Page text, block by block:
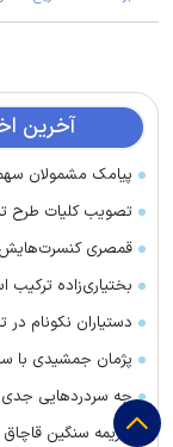
آخرین
پیامک مشمولان
تصویب کلیات طرح
قمصری کنسرت‌هایش
بختیاری‌زاده
دستیاران نکونام
پژمان جمشیدی با
چه سردرد‌هایی
جریمه سنگین